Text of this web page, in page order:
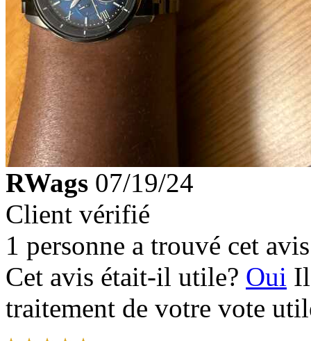
RWags 07/19/24
Client vérifié
1 personne a trouvé cet
Cet avis était-il utile? Oui
traitement de votre vote